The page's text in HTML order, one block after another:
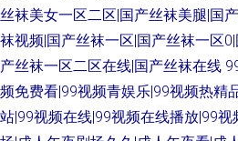
丝袜美女一区二区|国产丝袜美腿|国
袜视频|国产丝袜一区|国产丝袜一区
产丝袜一区二区在线|国产丝袜在线
频免费看|99视频青娱乐|99视频热精
站|99视频在线|99视频在线播放|99视